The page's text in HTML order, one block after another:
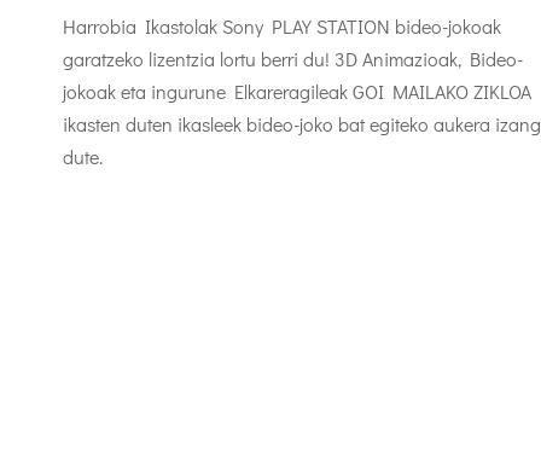
Harrobia Ikastolak Sony PLAY STATION bideo-jokoak
garatzeko lizentzia lortu berri du! 3D Animazioak, Bideo-
jokoak eta ingurune Elkareragileak GOI MAILAKO ZIKLOA
ikasten duten ikasleek bideo-joko bat egiteko aukera
dute.